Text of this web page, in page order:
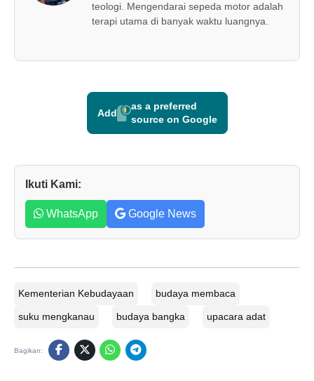
teologi. Mengendarai sepeda motor adalah
terapi utama di banyak waktu luangnya.
Add
as a preferred
source on Google
Ikuti Kami:
WhatsApp Google News
Kementerian Kebudayaan budaya membaca
suku mengkanau budaya bangka upacara adat
Bagikan: